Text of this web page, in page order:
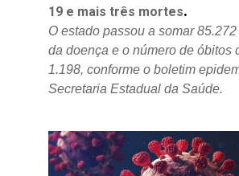
19 e mais três mortes.
O estado passou a somar
da doença e o número de óbitos
1.198, conforme o boletim
Secretaria Estadual da Saúde.